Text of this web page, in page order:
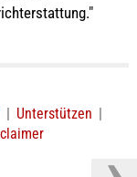
| Unterstützen |